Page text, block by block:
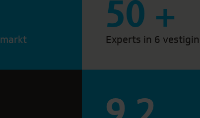
50 +
Experts in 6